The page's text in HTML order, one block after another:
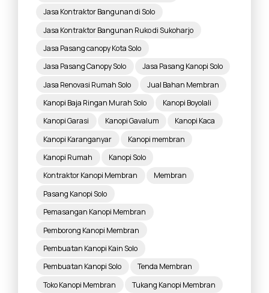
Jasa Kontraktor Bangunan di Solo
Jasa Kontraktor Bangunan Ruko di Sukoharjo
Jasa Pasang canopy Kota Solo
Jasa Pasang Canopy Solo
Jasa Pasang Kanopi Solo
Jasa Renovasi Rumah Solo
Jual Bahan Membran
Kanopi Baja Ringan Murah Solo
Kanopi Boyolali
Kanopi Garasi
Kanopi Gavalum
Kanopi Kaca
Kanopi Karanganyar
Kanopi membran
Kanopi Rumah
Kanopi Solo
Kontraktor Kanopi Membran
Membran
Pasang Kanopi Solo
Pemasangan Kanopi Membran
Pemborong Kanopi Membran
Pembuatan Kanopi Kain Solo
Pembuatan Kanopi Solo
Tenda Membran
Toko Kanopi Membran
Tukang Kanopi Membran